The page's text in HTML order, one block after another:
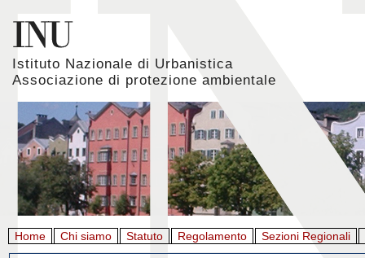
Istituto Nazionale di Urbanistica
Associazione di protezione ambientale
Home Chi siamo Statuto Regolamento Sezioni Regionali